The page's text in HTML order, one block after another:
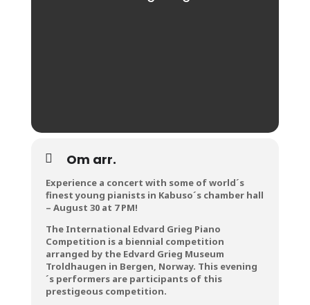
Om arr.
Experience a concert with some of world´s
finest young pianists in Kabuso´s chamber hall
– August 30 at 7 PM!
The International Edvard Grieg Piano
Competition is a biennial competition
arranged by the Edvard Grieg Museum
Troldhaugen in Bergen, Norway. This evening
´s performers are participants of this
prestigeous competition.